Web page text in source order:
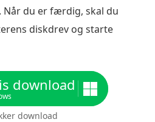
Når du er færdig, skal du
diskdrev og starte
download
download